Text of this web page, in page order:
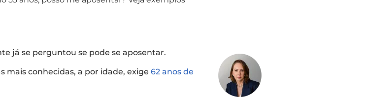
já se perguntou se pode se aposentar.
mais conhecidas, a por idade, exige 62 anos de